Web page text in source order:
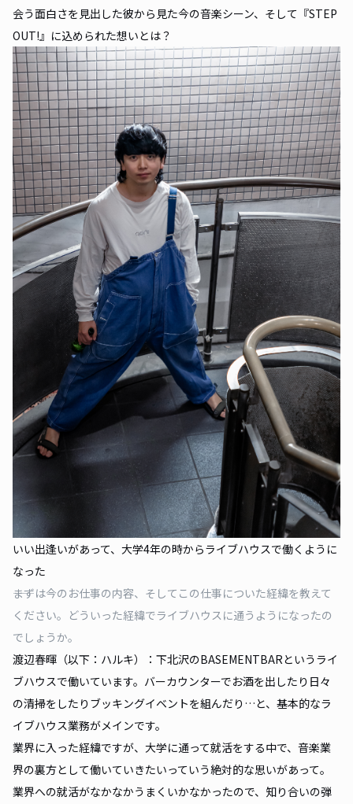
会う面白さを見出した彼から見た今の音楽シーン、そして『STEP
OUT!』に込められた想いとは？
いい出逢いがあって、大学4年の時からライブハウスで働くように
なった
――まずは今のお仕事の内容、そしてこの仕事についた経緯を教えて
ください。どういった経緯でライブハウスに通うようになったの
でしょうか。
渡辺春暉（以下：ハルキ）：下北沢のBASEMENTBARというライ
ブハウスで働いています。バーカウンターでお酒を出したり日々
の清掃をしたりブッキングイベントを組んだり…と、基本的なラ
イブハウス業務がメインです。
業界に入った経緯ですが、大学に通って就活をする中で、音楽業
界の裏方として働いていきたいっていう絶対的な思いがあって。
業界への就活がなかなかうまくいかなかったので、知り合いの弾